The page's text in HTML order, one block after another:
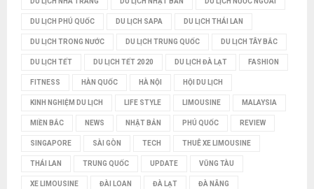
DU LỊCH PHÚ QUỐC DU LỊCH SAPA DU LỊCH THÁI LAN
DU LỊCH TRONG NƯỚC DU LỊCH TRUNG QUỐC DU LỊCH TÂY BẮC
DU LỊCH TẾT DU LỊCH TẾT 2020 DU LỊCH ĐÀ LẠT FASHION
FITNESS HÀN QUỐC HÀ NỘI HỘI DU LỊCH
KINH NGHIỆM DU LỊCH LIFE STYLE LIMOUSINE MALAYSIA
MIỀN BẮC NEWS NHẬT BẢN PHÚ QUỐC REVIEW
SINGAPORE SÀI GÒN TECH THUÊ XE LIMOUSINE
THÁI LAN TRUNG QUỐC UPDATE VŨNG TÀU
XE LIMOUSINE ĐÀI LOAN ĐÀ LẠT ĐÀ NẴNG